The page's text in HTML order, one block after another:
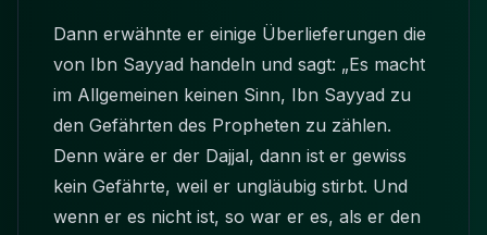
Dann erwähnte er einige Überlieferungen die
von Ibn Sayyad handeln und sagt: „Es macht
im Allgemeinen keinen Sinn, Ibn Sayyad zu
den Gefährten des Propheten zu zählen.
Denn wäre er der Dajjal, dann ist er gewiss
kein Gefährte, weil er ungläubig stirbt. Und
wenn er es nicht ist, so war er es, als er den